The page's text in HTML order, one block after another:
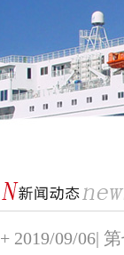
+ 2019/09/06|